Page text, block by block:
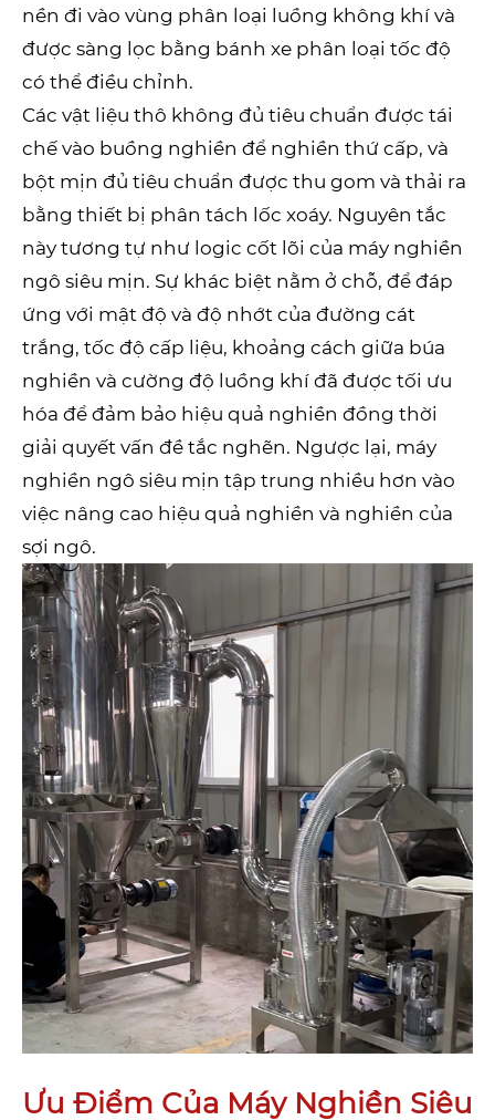
nền đi vào vùng phân loại luồng không khí và
được sàng lọc bằng bánh xe phân loại tốc độ
có thể điều chỉnh.
Các vật liệu thô không đủ tiêu chuẩn được tái
chế vào buồng nghiền để nghiền thứ cấp, và
bột mịn đủ tiêu chuẩn được thu gom và thải ra
bằng thiết bị phân tách lốc xoáy. Nguyên tắc
này tương tự như logic cốt lõi của máy nghiền
ngô siêu mịn. Sự khác biệt nằm ở chỗ, để đáp
ứng với mật độ và độ nhớt của đường cát
trắng, tốc độ cấp liệu, khoảng cách giữa búa
nghiền và cường độ luồng khí đã được tối ưu
hóa để đảm bảo hiệu quả nghiền đồng thời
giải quyết vấn đề tắc nghẽn. Ngược lại, máy
nghiền ngô siêu mịn tập trung nhiều hơn vào
việc nâng cao hiệu quả nghiền và nghiền của
sợi ngô.
Ưu Điểm Của Máy Nghiền Siêu